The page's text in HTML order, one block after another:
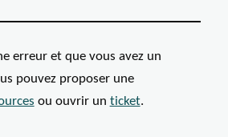
erreur et que vous avez un
pouvez proposer une
ou ouvrir un ticket.